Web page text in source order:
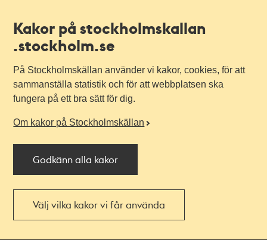
Kakor på stockholmskallan
.stockholm.se
På Stockholmskällan använder vi kakor, cookies, för att
sammanställa statistik och för att webbplatsen ska
fungera på ett bra sätt för dig.
Om kakor på Stockholmskällan
Godkänn alla kakor
Välj vilka kakor vi får använda